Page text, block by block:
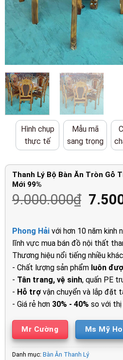
Hình chụp
thực tế
Mẫu mã
sang trọng
Thanh Lý Bộ Bàn Ăn Tròn Gỗ
Mới 99%
9.000.000₫ Giá
là:
Phong Hảivới hơn 10 năm kinh
lĩnh vực mua bán đồ nội thất
Thương hiệu nổi tiếng nhiều
- Chất lượng sản phẩm luôn
- Tân trang, vệ sinh, quấn PE
- Hỗ trợvận chuyển và lắp đặt
- Giá rẻ hơn 30% - 40% so với
Mr Cường Ms Mỹ
Danh mục: Bàn Ăn Thanh Lý